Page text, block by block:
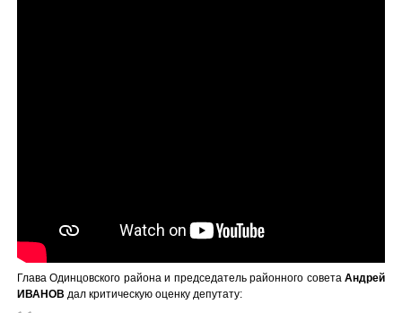
Глава Одинцовского района и председатель районного совета Андрей
ИВАНОВ дал критическую оценку депутату: